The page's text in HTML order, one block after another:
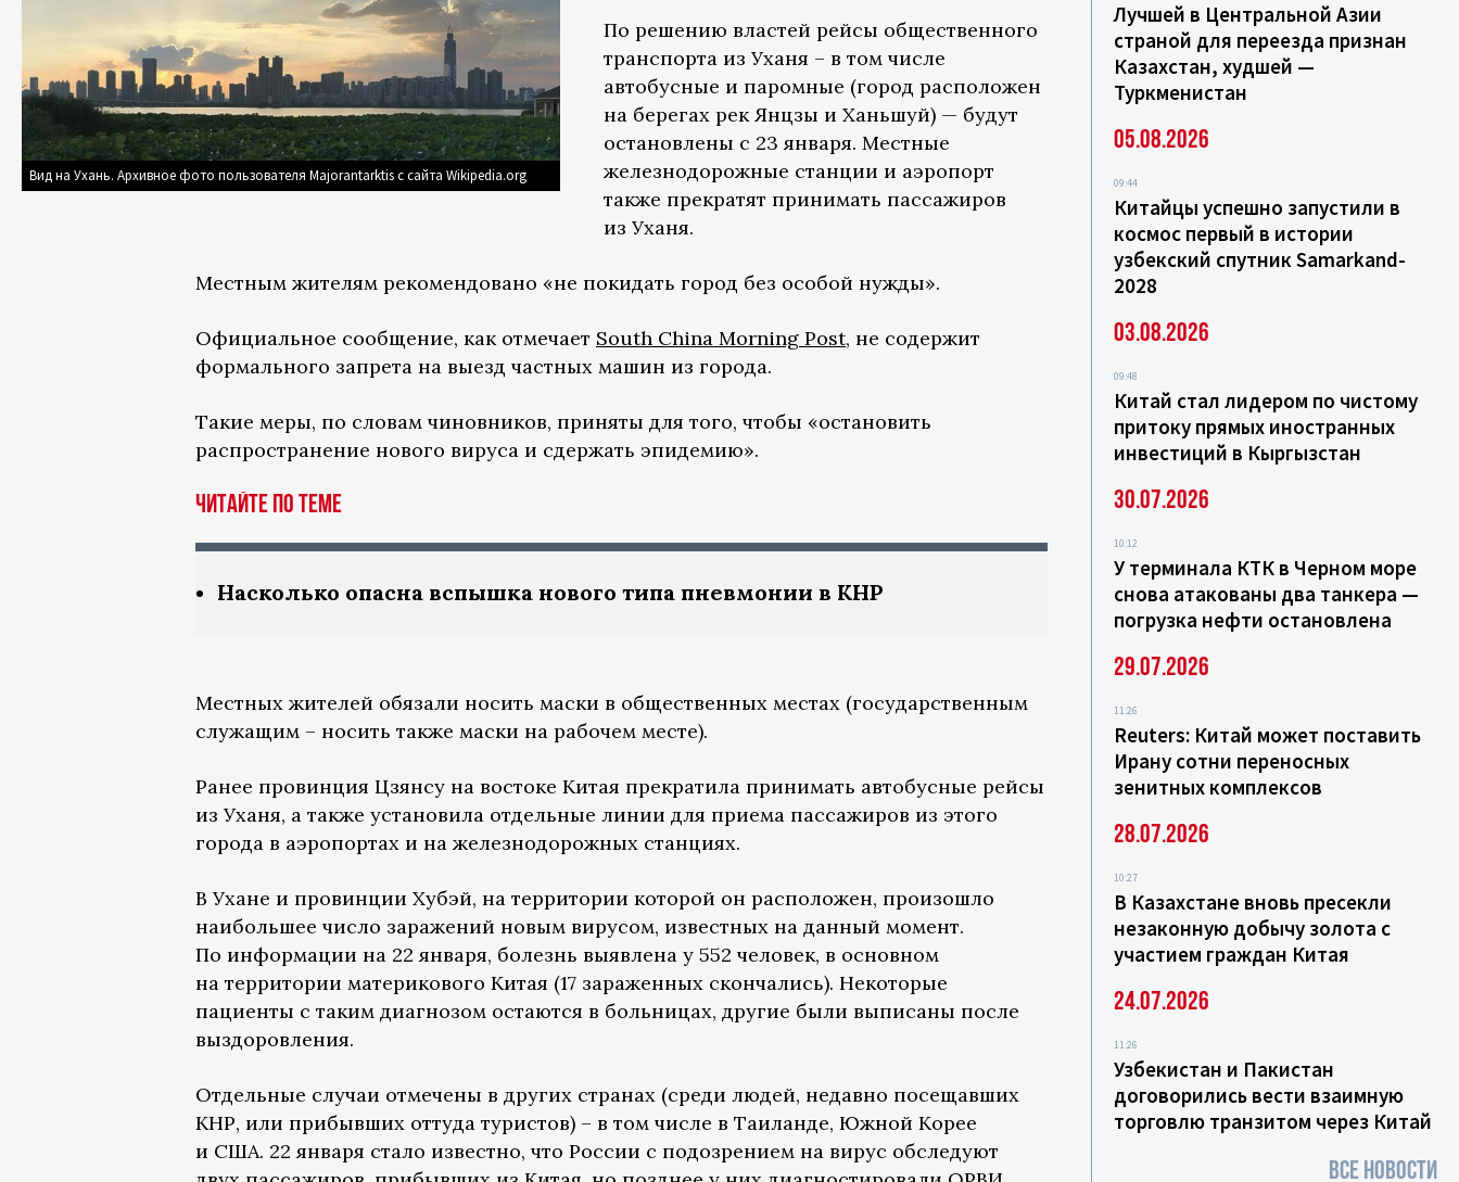
Вид на Ухань. Архивное фото пользователя Majorantarktis с сайта Wikipedia.org
По решению властей рейсы общественного
транспорта из Уханя – в том числе
автобусные и паромные (город расположен
на берегах рек Янцзы и Ханьшуй) — будут
остановлены с 23 января. Местные
железнодорожные станции и аэропорт
также прекратят принимать пассажиров
из Уханя.
Местным жителям рекомендовано «не покидать город без особой нужды».
Официальное сообщение, как отмечает South China Morning Post, не содержит
формального запрета на выезд частных машин из города.
Такие меры, по словам чиновников, приняты для того, чтобы «остановить
распространение нового вируса и сдержать эпидемию».
Читайте по теме
Насколько опасна вспышка нового типа пневмонии в КНР
Местных жителей обязали носить маски в общественных местах (государственным
служащим – носить также маски на рабочем месте).
Ранее провинция Цзянсу на востоке Китая прекратила принимать автобусные рейсы
из Уханя, а также установила отдельные линии для приема пассажиров из этого
города в аэропортах и на железнодорожных станциях.
В Ухане и провинции Хубэй, на территории которой он расположен, произошло
наибольшее число заражений новым вирусом, известных на данный момент.
По информации на 22 января, болезнь выявлена у 552 человек, в основном
на территории материкового Китая (17 зараженных скончались). Некоторые
пациенты с таким диагнозом остаются в больницах, другие были выписаны после
выздоровления.
Отдельные случаи отмечены в других странах (среди людей, недавно посещавших
КНР, или прибывших оттуда туристов) – в том числе в Таиланде, Южной Корее
и США. 22 января стало известно, что России с подозрением на вирус обследуют
Лучшей в Центральной Азии
страной для переезда признан
Казахстан, худшей —
Туркменистан
05.08.2026
09:44
Китайцы успешно запустили в
космос первый в истории
узбекский спутник Samarkand-
2028
03.08.2026
09:48
Китай стал лидером по чистому
притоку прямых иностранных
инвестиций в Кыргызстан
30.07.2026
10:12
У терминала КТК в Черном море
снова атакованы два танкера —
погрузка нефти остановлена
29.07.2026
11:26
Reuters: Китай может поставить
Ирану сотни переносных
зенитных комплексов
28.07.2026
10:27
В Казахстане вновь пресекли
незаконную добычу золота с
участием граждан Китая
24.07.2026
11:26
Узбекистан и Пакистан
договорились вести взаимную
торговлю транзитом через Китай
ВСЕ НОВОСТИ